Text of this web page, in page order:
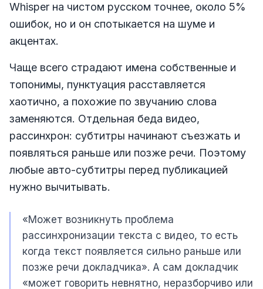
Whisper на чистом русском точнее, около 5%
ошибок, но и он спотыкается на шуме и
акцентах.
Чаще всего страдают имена собственные и
топонимы, пунктуация расставляется
хаотично, а похожие по звучанию слова
заменяются. Отдельная беда видео,
рассинхрон: субтитры начинают съезжать и
появляться раньше или позже речи. Поэтому
любые авто-субтитры перед публикацией
нужно вычитывать.
«Может возникнуть проблема
рассинхронизации текста с видео, то есть
когда текст появляется сильно раньше или
позже речи докладчика». А сам докладчик
«может говорить невнятно, неразборчиво или